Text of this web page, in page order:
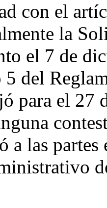
con el
la
el 7 de
del
para el 27
a las